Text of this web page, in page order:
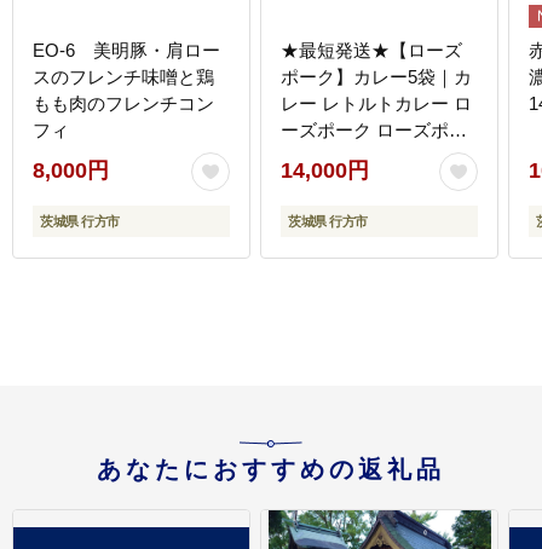
EO-6 美明豚・肩ロー
スのフレンチ味噌と鶏
もも肉のフレンチコン
フィ
8,000円
茨城県 行方市
★最短発送★【ローズ
ポーク】カレー5袋｜カ
レー レトルトカレー ロ
ーズポーク ローズポー
クカレー レトルト レト
ルトパック 銘柄豚 簡単
備蓄 最短発送 スピー
料無料(DT-45)
14,000円
茨城県 行方市
あなたにおすすめの返礼品